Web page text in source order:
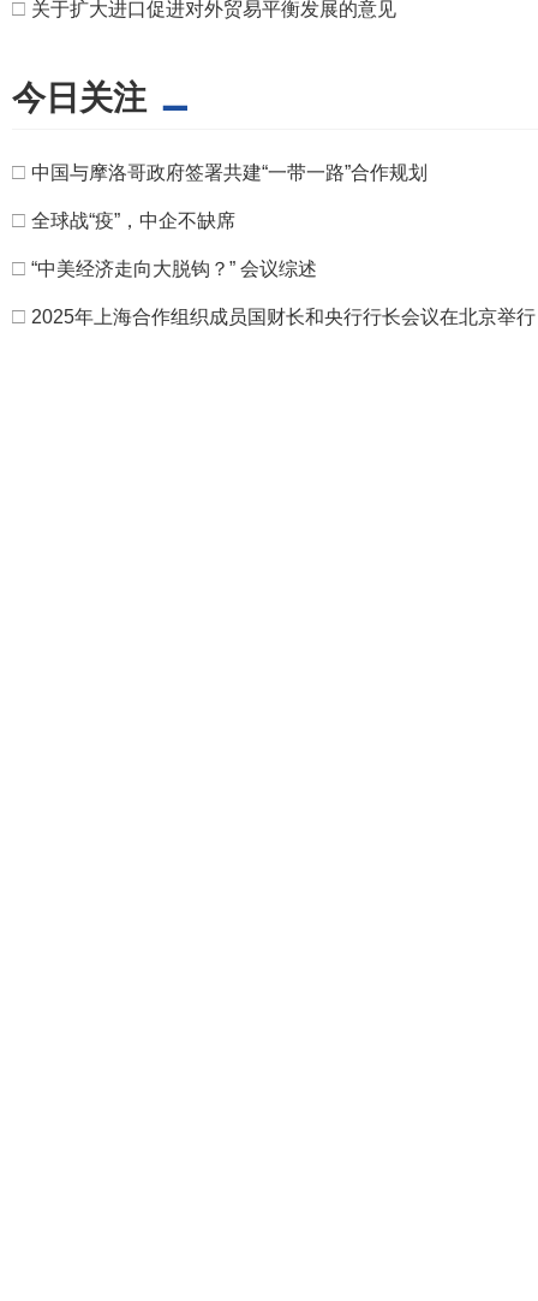
□ 关于扩大进口促进对外贸易平衡发展的意见
今日关注
□ 中国与摩洛哥政府签署共建“一带一路”合作规划
□ 全球战“疫”，中企不缺席
□ “中美经济走向大脱钩？” 会议综述
□ 2025年上海合作组织成员国财长和央行行长会议在北京举行